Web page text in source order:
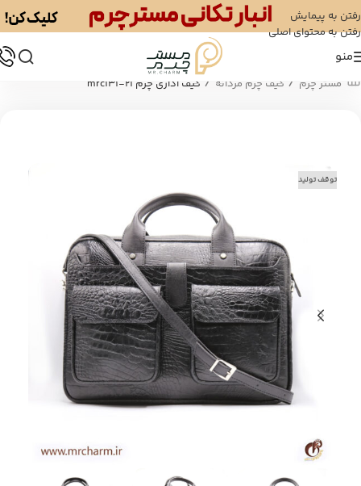
رفتن به پیمایش
رفتن به محتوای اصلی
منو
مستر چرم / کیف چرم مردانه / کیف اداری چرم mrc131-21
توقف تولید